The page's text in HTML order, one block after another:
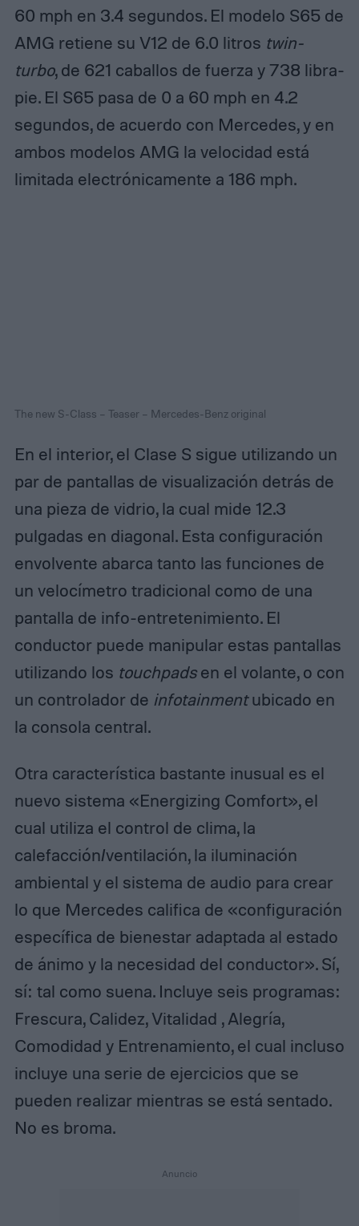
60 mph en 3.4 segundos. El modelo S65 de
AMG retiene su V12 de 6.0 litros twin-
turbo, de 621 caballos de fuerza y ​​738 libra-
pie. El S65 pasa de 0 a 60 mph en 4.2
segundos, de acuerdo con Mercedes, y en
ambos modelos AMG la velocidad está
limitada electrónicamente a 186 mph.
The new S-Class – Teaser – Mercedes-Benz original
En el interior, el Clase S sigue utilizando un
par de pantallas de visualización detrás de
una pieza de vidrio, la cual mide 12.3
pulgadas en diagonal. Esta configuración
envolvente abarca tanto las funciones de
un velocímetro tradicional como de una
pantalla de info-entretenimiento. El
conductor puede manipular estas pantallas
utilizando los touchpadsen el volante, o con
un controlador de infotainmentubicado en
la consola central.
Otra característica bastante inusual es el
nuevo sistema «Energizing Comfort», el
cual utiliza el control de clima, la
calefacción/ventilación, la iluminación
ambiental y el sistema de audio para crear
lo que Mercedes califica de «configuración
específica de bienestar adaptada al estado
de ánimo y la necesidad del conductor». Sí,
sí: tal como suena. Incluye seis programas:
Frescura, Calidez, Vitalidad , Alegría,
Comodidad y Entrenamiento, el cual incluso
incluye una serie de ejercicios que se
pueden realizar mientras se está sentado.
No es broma.